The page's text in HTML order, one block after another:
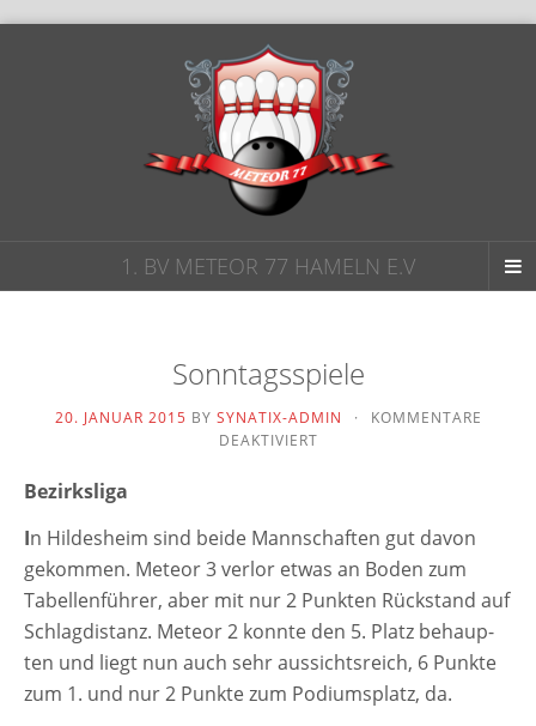
1. BV METEOR 77 HAMELN E.V
Sonntagsspiele
20. JANUAR 2015 BY SYNATIX-ADMIN ·
KOMMENTARE
DEAKTIVIERTFÜR
Bezirksliga
In Hildesheim sind bei­de Mannschaften gut davon
gekom­men. Meteor 3 ver­lor etwas an Boden zum
Tabellenführer, aber mit nur 2 Punkten Rückstand auf
Schlagdistanz. Meteor 2 konn­te den 5. Platz behaup­
ten und liegt nun auch sehr aus­sichts­reich, 6 Punkte
zum 1. und nur 2 Punkte zum Podiumsplatz, da.